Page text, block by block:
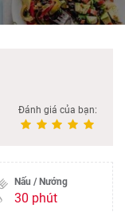
Đánh giá của bạn:
Nấu / Nướng
30 phút